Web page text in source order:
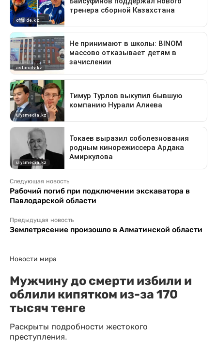
Следующая новость
Рабочий погиб при подключении экскаватора в
Павлодарской области
Предыдущая новость
Землетрясение произошло в Алматинской области
Новости мира
Мужчину до смерти избили и
облили кипятком из-за 170
тысяч тенге
Раскрыты подробности жестокого
преступления.